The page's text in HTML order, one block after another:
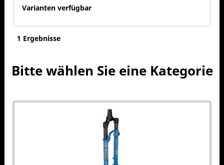
Varianten verfügbar
1 Ergebnisse
Bitte wählen Sie eine Kategorie